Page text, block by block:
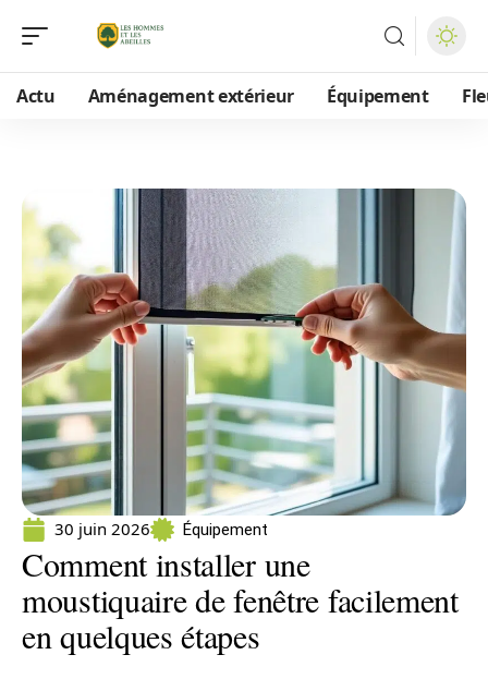
Actu Aménagement extérieur Équipement
30 juin 2026 Équipement
Comment installer une
moustiquaire de fenêtre facilement
en quelques étapes